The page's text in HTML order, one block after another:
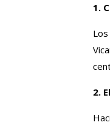
1.
2.